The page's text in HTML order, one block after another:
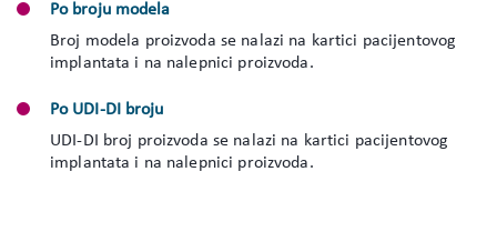
Po broju modela
Broj modela proizvoda se nalazi na kartici pacijentovog
implantata i na nalepnici proizvoda.
Po UDI-DI broju
UDI-DI broj proizvoda se nalazi na kartici pacijentovog
implantata i na nalepnici proizvoda.